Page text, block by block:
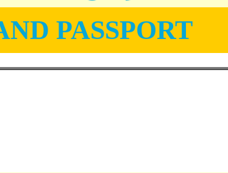
PASSPORT